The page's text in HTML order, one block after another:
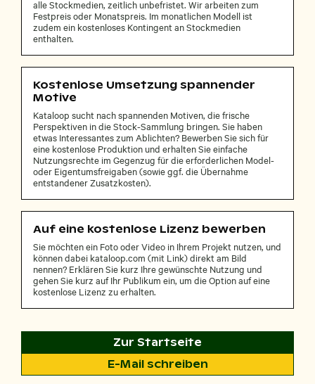
alle Stockmedien, zeitlich unbefristet. Wir arbeiten zum
Festpreis oder Monatspreis. Im monatlichen Modell ist
zudem ein kostenloses Kontingent an Stockmedien
enthalten.
Kostenlose Umsetzung spannender
Motive
Kataloop sucht nach spannenden Motiven, die frische
Perspektiven in die Stock-Sammlung bringen. Sie haben
etwas Interessantes zum Ablichten? Bewerben Sie sich für
eine kostenlose Produktion und erhalten Sie einfache
Nutzungsrechte im Gegenzug für die erforderlichen Model-
oder Eigentumsfreigaben (sowie ggf. die Übernahme
entstandener Zusatzkosten).
Auf eine kostenlose Lizenz bewerben
Sie möchten ein Foto oder Video in Ihrem Projekt nutzen, und
können dabei kataloop.com (mit Link) direkt am Bild
nennen? Erklären Sie kurz Ihre gewünschte Nutzung und
gehen Sie kurz auf Ihr Publikum ein, um die Option auf eine
kostenlose Lizenz zu erhalten.
Zur Startseite
E-Mail schreiben